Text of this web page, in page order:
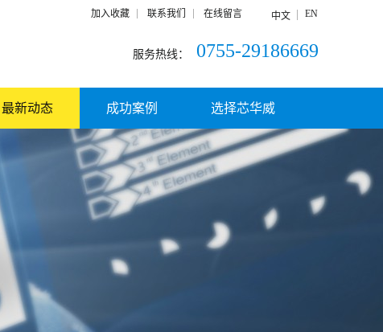
加入收藏 联系我们 在线留言 中文 EN
服务热线： 0755-29186669
最新动态 成功案例 选择芯华威